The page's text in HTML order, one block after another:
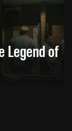
Legend of